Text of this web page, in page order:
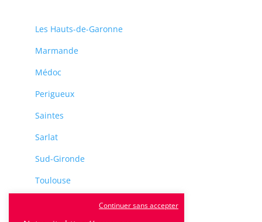
Les Hauts-de-Garonne
Marmande
Médoc
Perigueux
Saintes
Sarlat
Sud-Gironde
Toulouse
Continuer sans accepter